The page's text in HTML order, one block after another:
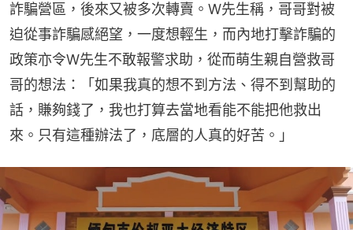
詐騙營區，後來又被多次轉賣。W先生稱，哥哥對被
迫從事詐騙感絕望，一度想輕生，而內地打擊詐騙的
政策亦令W先生不敢報警求助，從而萌生親自營救哥
哥的想法：「如果我真的想不到方法、得不到幫助的
話，賺夠錢了，我也打算去當地看能不能把他救出
來。只有這種辦法了，底層的人真的好苦。」